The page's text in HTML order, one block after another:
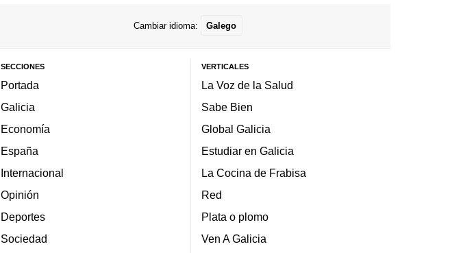
Cambiar idioma: Galego
SECCIONES
Portada
Galicia
Economía
España
Internacional
Opinión
Deportes
Sociedad
VERTICALES
La Voz de la Salud
Sabe Bien
Global Galicia
Estudiar en Galicia
La Cocina de Frabisa
Red
Plata o plomo
Ven A Galicia